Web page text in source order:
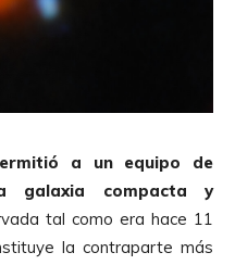
a un equipo de
galaxia compacta y
tal como era hace 11
la contraparte más